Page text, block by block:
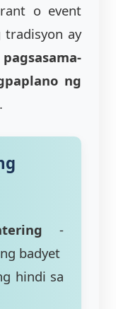
o event
tradisyon ay
ng
.
-
badyet
hindi sa